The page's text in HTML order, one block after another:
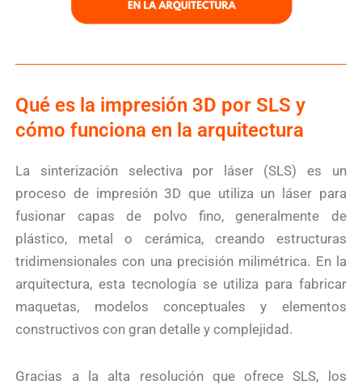
Qué es la impresión 3D por SLS y
cómo funciona en la arquitectura
La sinterización selectiva por láser (SLS) es un
proceso de impresión 3D que utiliza un láser para
fusionar capas de polvo fino, generalmente de
plástico, metal o cerámica, creando estructuras
tridimensionales con una precisión milimétrica. En la
arquitectura, esta tecnología se utiliza para fabricar
maquetas, modelos conceptuales y elementos
constructivos con gran detalle y complejidad.
Gracias a la alta resolución que ofrece SLS, los